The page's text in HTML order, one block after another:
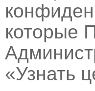
которые
«Узнать